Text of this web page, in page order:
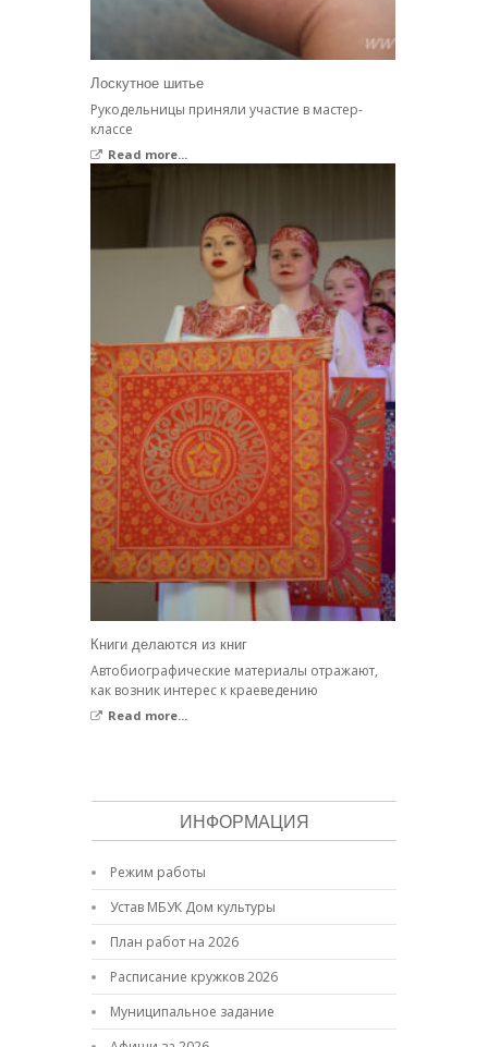
Лоскутное шитье
Рукодельницы приняли участие в мастер-
классе
Read more...
Книги делаются из книг
Автобиографические материалы отражают,
как возник интерес к краеведению
Read more...
ИНФОРМАЦИЯ
Режим работы
Устав МБУК Дом культуры
План работ на 2026
Расписание кружков 2026
Муниципальное задание